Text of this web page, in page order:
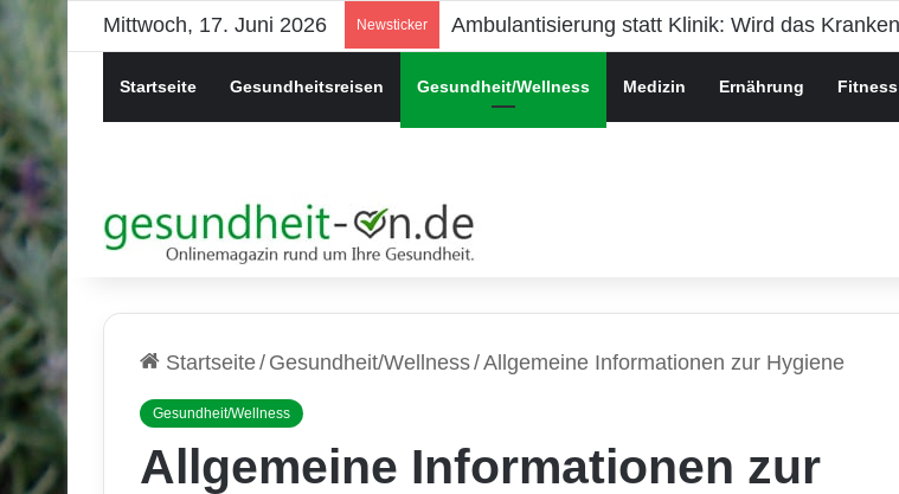
Mittwoch, 17. Juni 2026 Newsticker Psychische Gesundheit bei Jugendlichen
Startseite Gesundheitsreisen Gesundheit/Wellness Medizin Ernährung Fitness
Startseite/ Gesundheit/Wellness/Allgemeine Informationen zur Hygiene
Gesundheit/Wellness
Allgemeine Informationen zur